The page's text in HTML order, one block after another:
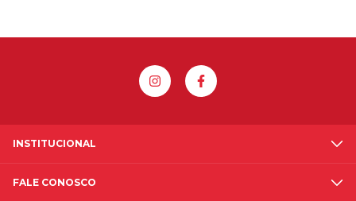
INSTITUCIONAL
FALE CONOSCO